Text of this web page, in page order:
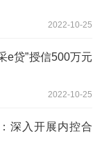
2022-10-25
e贷”授信500万元
2022-10-25
深入开展内控合